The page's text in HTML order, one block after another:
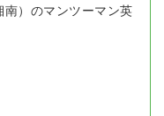
南）のマンツーマン英